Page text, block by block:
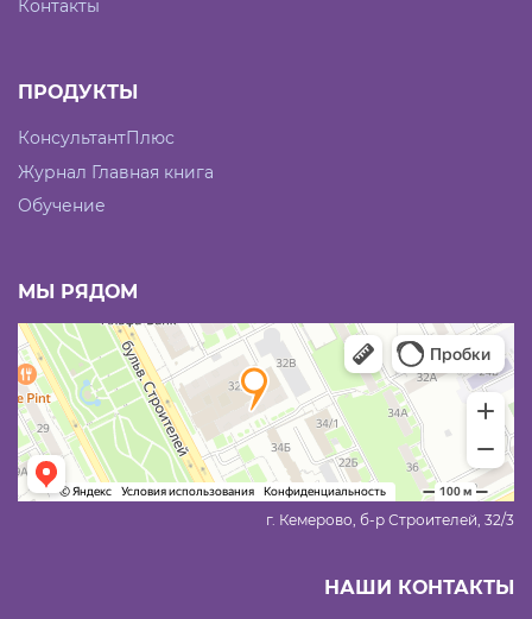
Контакты
ПРОДУКТЫ
КонсультантПлюс
Журнал Главная книга
Обучение
МЫ РЯДОМ
г. Кемерово, б-р Строителей, 32/3
НАШИ КОНТАКТЫ